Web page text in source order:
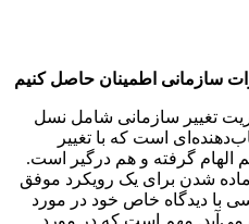
سازمانی اطمینان حاصل کنیم
تغییر سازمانی شامل نسل
است که با تغییر
گرفته و هم درگیر است.
شدن برای یک رویکرد موفق
با دیدگاه خاص خود در مورد